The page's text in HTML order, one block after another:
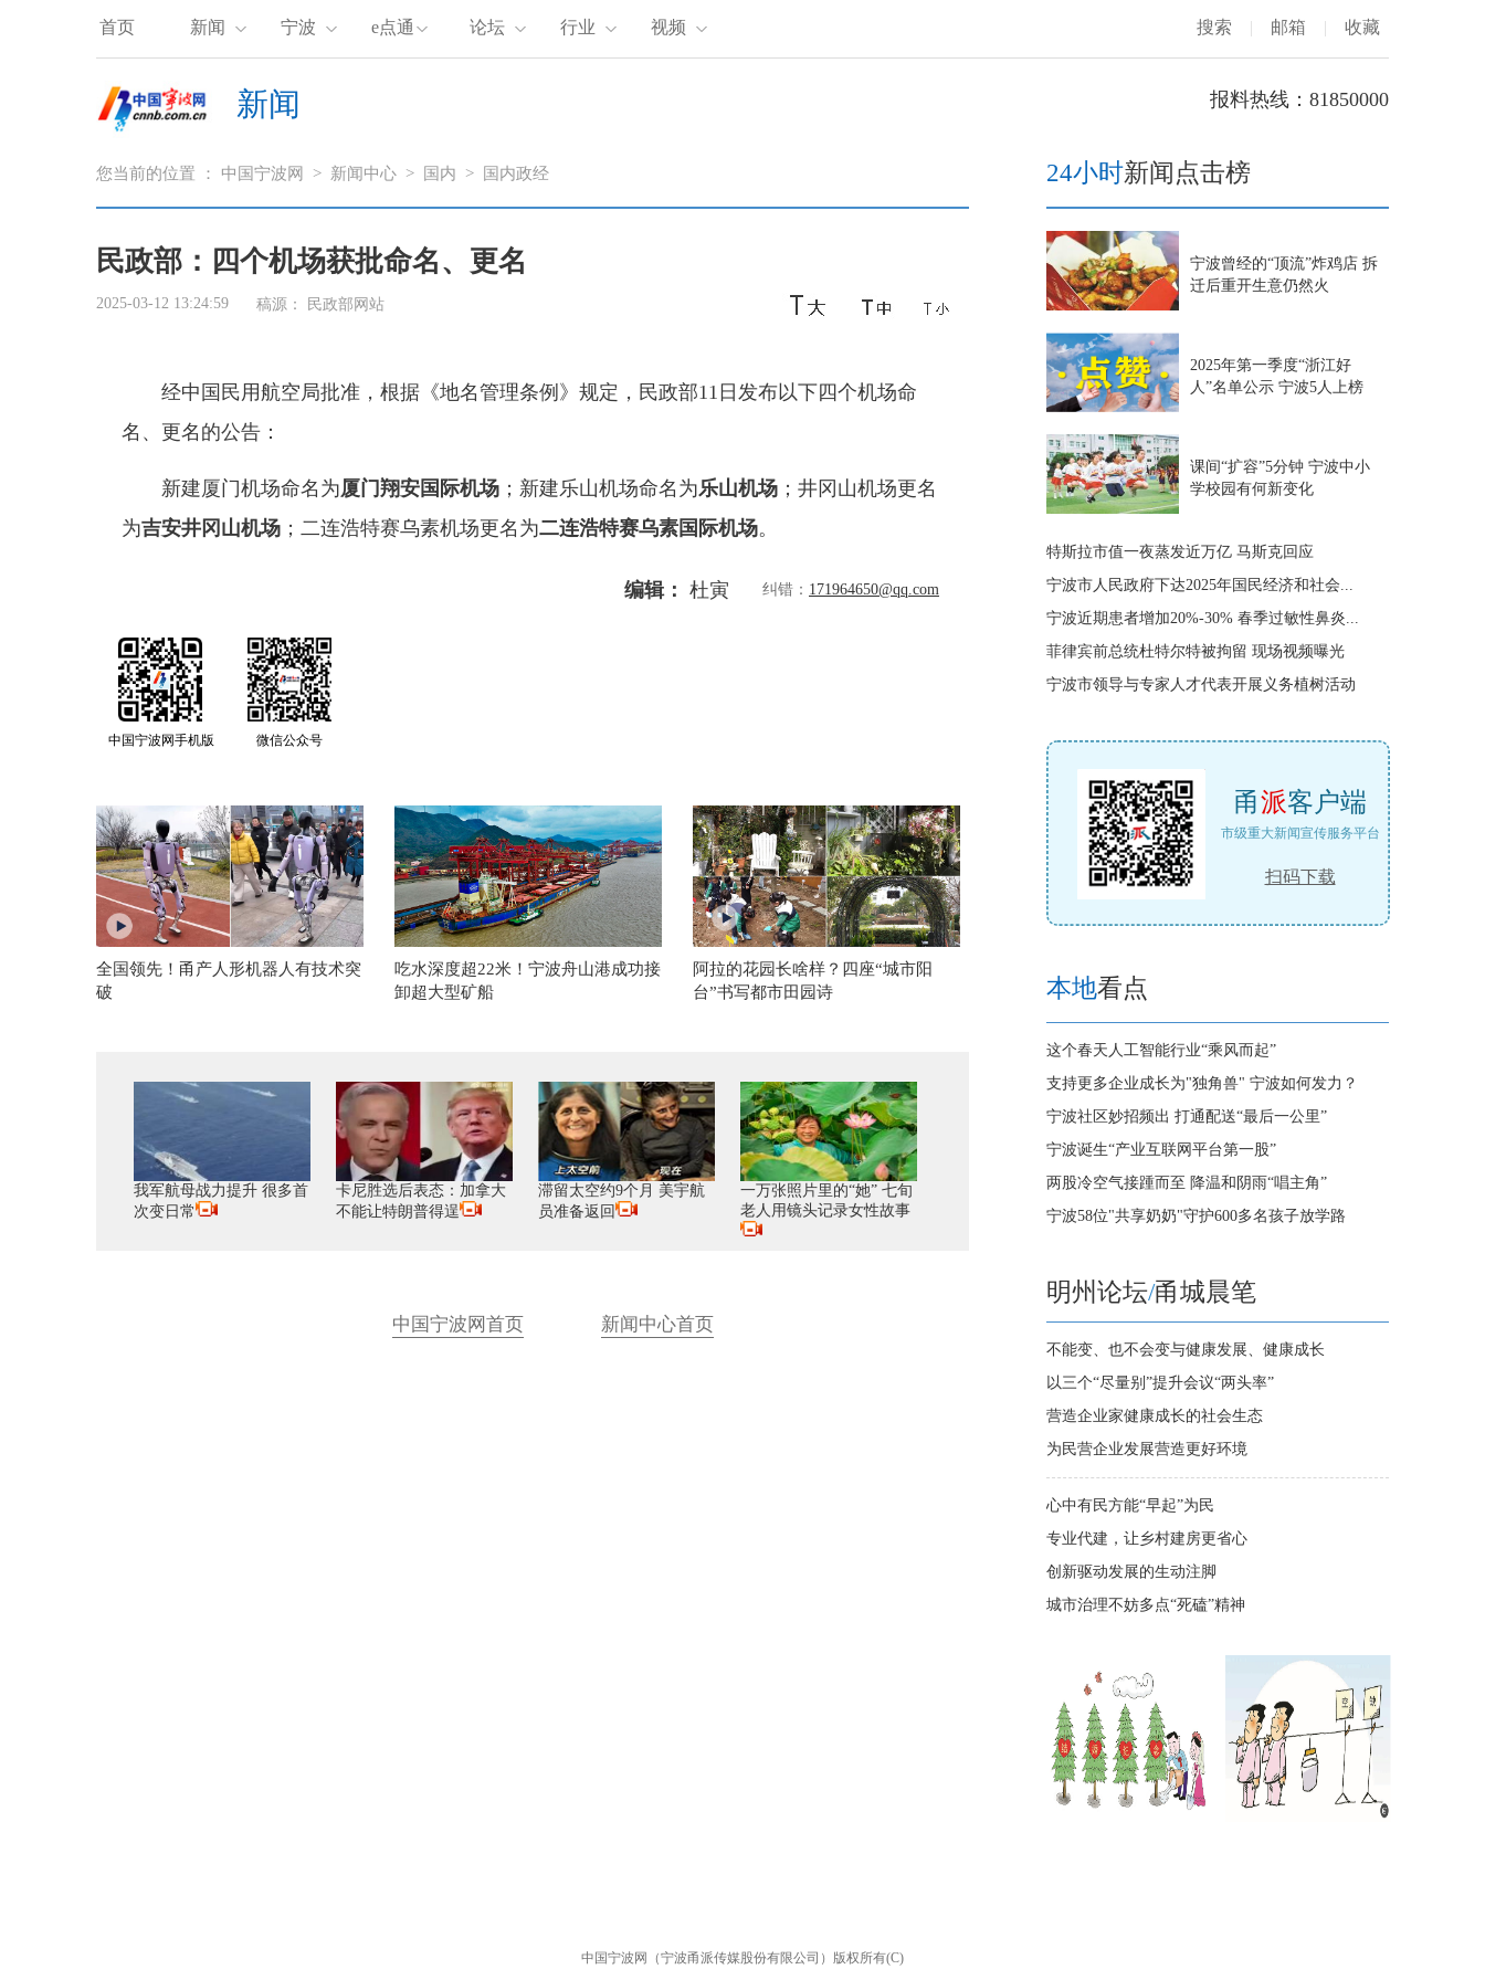
首页 新闻 宁波 e点通 论坛 行业 视频 搜索 | 邮箱 | 收藏
新闻 报料热线：81850000
您当前的位置 ： 中国宁波网 > 新闻中心 > 国内 > 国内政经
民政部：四个机场获批命名、更名
2025-03-12 13:24:59 稿源： 民政部网站
经中国民用航空局批准，根据《地名管理条例》规定，民政部11日发布以下四个机场命
名、更名的公告：
新建厦门机场命名为厦门翔安国际机场 ；新建乐山机场命名为乐山机场 ；井冈山机场更名
为吉安井冈山机场 ；二连浩特赛乌素机场更名为二连浩特赛乌素国际机场。
编辑： 杜寅 纠错： 171964650@qq.com
中国宁波网手机版 微信公众号
全国领先！甬产人形机器人有技术突
破
吃水深度超22米！宁波舟山港成功接
卸超大型矿船
阿拉的花园长啥样？四座“城市阳
台”书写都市田园诗
我军航母战力提升 很多首
次变日常
卡尼胜选后表态：加拿大
不能让特朗普得逞
滞留太空约9个月 美宇航
员准备返回
一万张照片里的“她” 七旬
老人用镜头记录女性故事
中国宁波网首页 新闻中心首页
24小时新闻点击榜
宁波曾经的“顶流”炸鸡店 拆
迁后重开生意仍然火
2025年第一季度“浙江好
人”名单公示 宁波5人上榜
课间“扩容”5分钟 宁波中小
学校园有何新变化
特斯拉市值一夜蒸发近万亿 马斯克回应
宁波市人民政府下达2025年国民经济和社会...
宁波近期患者增加20%-30% 春季过敏性鼻炎...
菲律宾前总统杜特尔特被拘留 现场视频曝光
宁波市领导与专家人才代表开展义务植树活动
甬派客户端
市级重大新闻宣传服务平台
扫码下载
本地看点
这个春天人工智能行业“乘风而起”
支持更多企业成长为"独角兽" 宁波如何发力？
宁波社区妙招频出 打通配送“最后一公里”
宁波诞生“产业互联网平台第一股”
两股冷空气接踵而至 降温和阴雨“唱主角”
宁波58位"共享奶奶"守护600多名孩子放学路
明州论坛/甬城晨笔
不能变、也不会变与健康发展、健康成长
以三个“尽量别”提升会议“两头率”
营造企业家健康成长的社会生态
为民营企业发展营造更好环境
心中有民方能“早起”为民
专业代建，让乡村建房更省心
创新驱动发展的生动注脚
城市治理不妨多点“死磕”精神
中国宁波网（宁波甬派传媒股份有限公司）版权所有(C)